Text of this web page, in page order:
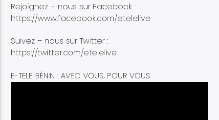
Rejoignez – nous sur Facebook :
https://www.facebook.com/etelelive
Suivez – nous sur Twitter :
https://twitter.com/etelelive
E-TELE BÉNIN : AVEC VOUS, POUR VOUS.